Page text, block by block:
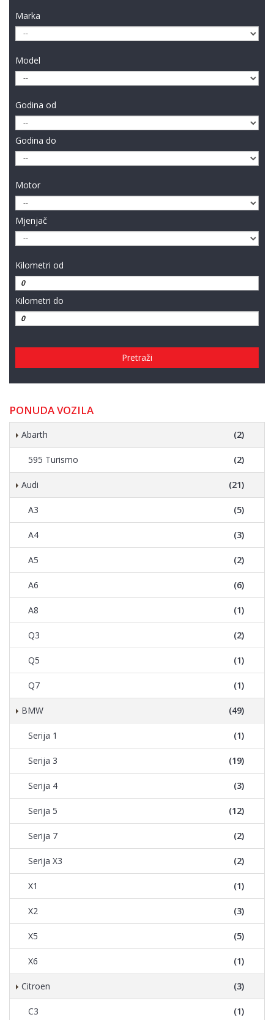
Marka
Model
Godina od
Godina do
Motor
Mjenjač
Kilometri od
Kilometri do
Pretraži
PONUDA VOZILA
Abarth (2)
595 Turismo (2)
Audi (21)
A3 (5)
A4 (3)
A5 (2)
A6 (6)
A8 (1)
Q3 (2)
Q5 (1)
Q7 (1)
BMW (49)
Serija 1 (1)
Serija 3 (19)
Serija 4 (3)
Serija 5 (12)
Serija 7 (2)
Serija X3 (2)
X1 (1)
X2 (3)
X5 (5)
X6 (1)
Citroen (3)
C3 (1)